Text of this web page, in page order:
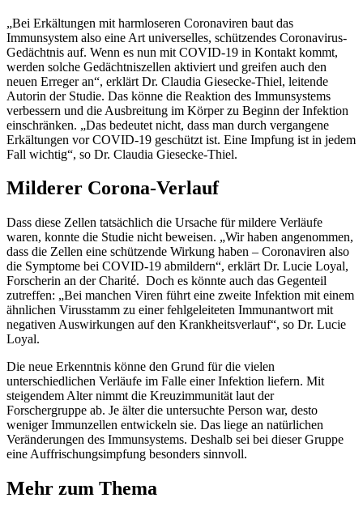
„Bei Erkältungen mit harmloseren Coronaviren baut das
Immunsystem also eine Art universelles, schützendes Coronavirus-
Gedächtnis auf. Wenn es nun mit COVID-19 in Kontakt kommt,
werden solche Gedächtniszellen aktiviert und greifen auch den
neuen Erreger an“, erklärt Dr. Claudia Giesecke-Thiel, leitende
Autorin der Studie. Das könne die Reaktion des Immunsystems
verbessern und die Ausbreitung im Körper zu Beginn der Infektion
einschränken. „Das bedeutet nicht, dass man durch vergangene
Erkältungen vor COVID-19 geschützt ist. Eine Impfung ist in jedem
Fall wichtig“, so Dr. Claudia Giesecke-Thiel.
Milderer Corona-Verlauf
Dass diese Zellen tatsächlich die Ursache für mildere Verläufe
waren, konnte die Studie nicht beweisen. „Wir haben angenommen,
dass die Zellen eine schützende Wirkung haben – Coronaviren also
die Symptome bei COVID-19 abmildern“, erklärt Dr. Lucie Loyal,
Forscherin an der Charité. Doch es könnte auch das Gegenteil
zutreffen: „Bei manchen Viren führt eine zweite Infektion mit einem
ähnlichen Virusstamm zu einer fehlgeleiteten Immunantwort mit
negativen Auswirkungen auf den Krankheitsverlauf“, so Dr. Lucie
Loyal.
Die neue Erkenntnis könne den Grund für die vielen
unterschiedlichen Verläufe im Falle einer Infektion liefern. Mit
steigendem Alter nimmt die Kreuzimmunität laut der
Forschergruppe ab. Je älter die untersuchte Person war, desto
weniger Immunzellen entwickeln sie. Das liege an natürlichen
Veränderungen des Immunsystems. Deshalb sei bei dieser Gruppe
eine Auffrischungsimpfung besonders sinnvoll.
Mehr zum Thema